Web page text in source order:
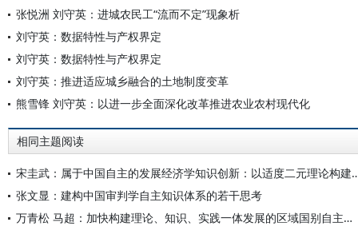
张悦洲 刘守英：进城农民工“流而不定”现象析
刘守英：数据特性与产权界定
刘守英：数据特性与产权界定
刘守英：推进适应城乡融合的土地制度变革
熊雪锋 刘守英：以进一步全面深化改革推进农业农村现代化
相同主题阅读
宋圭武：属于中国自主的发展经济学
张文显：建构中国审判学自主知识体系的若干思考
万青松 马超：加快构建理论、知识、实践一体发展的区域国别自主知识体系